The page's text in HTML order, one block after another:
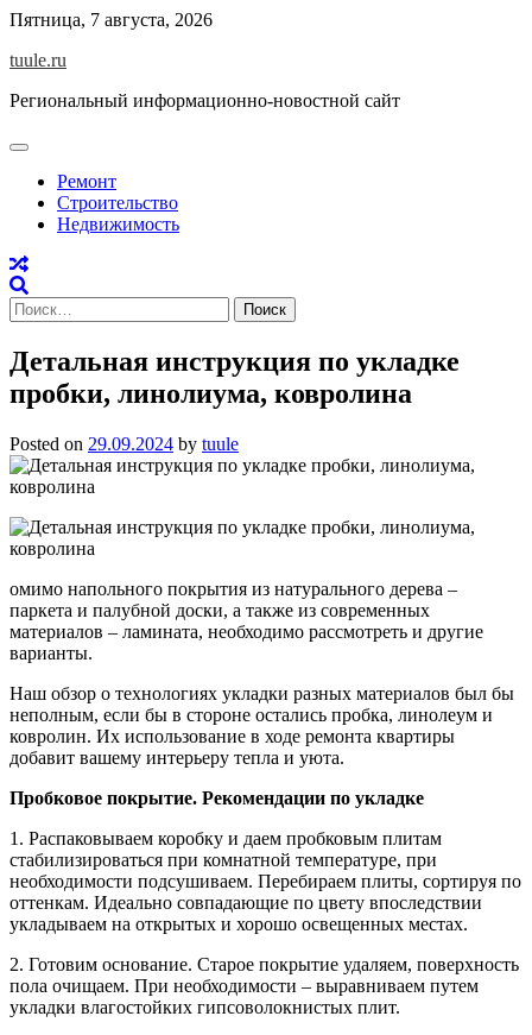
Skip
content
Пятница, 7 августа, 2026
tuule.ru
Региональный информационно-новостной сайт
Ремонт
Строительство
Недвижимость
Найти:
Детальная инструкция по укладке
пробки, линолиума, ковролина
Posted on 29.09.2024 by tuule
омимо напольного покрытия из натурального дерева –
паркета и палубной доски, а также из современных
материалов – ламината, необходимо рассмотреть и другие
варианты.
Наш обзор о технологиях укладки разных материалов был бы
неполным, если бы в стороне остались пробка, линолеум и
ковролин. Их использование в ходе ремонта квартиры
добавит вашему интерьеру тепла и уюта.
Пробковое покрытие. Рекомендации по укладке
1. Распаковываем коробку и даем пробковым плитам
стабилизироваться при комнатной температуре, при
необходимости подсушиваем. Перебираем плиты, сортируя по
оттенкам. Идеально совпадающие по цвету впоследствии
укладываем на открытых и хорошо освещенных местах.
2. Готовим основание. Старое покрытие удаляем, поверхность
пола очищаем. При необходимости – выравниваем путем
укладки влагостойких гипсоволокнистых плит.